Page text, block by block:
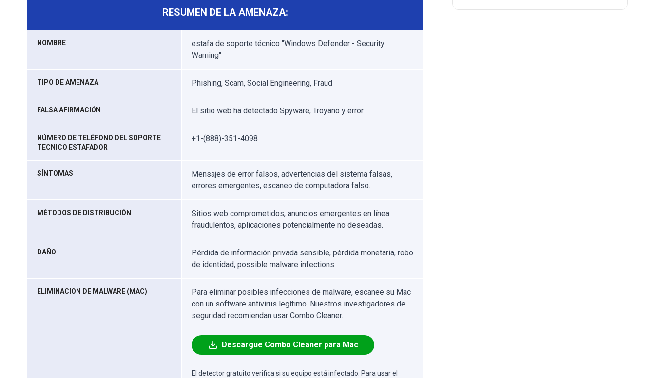
RESUMEN DE LA AMENAZA:
NOMBRE
estafa de soporte técnico "Windows Defender - Security
Warning"
TIPO DE AMENAZA Phishing, Scam, Social Engineering, Fraud
FALSA AFIRMACIÓN El sitio web ha detectado Spyware, Troyano y error
NÚMERO DE TELÉFONO DEL SOPORTE
TÉCNICO ESTAFADOR
+1-(888)-351-4098
SÍNTOMAS
Mensajes de error falsos, advertencias del sistema falsas,
errores emergentes, escaneo de computadora falso.
MÉTODOS DE DISTRIBUCIÓN
Sitios web comprometidos, anuncios emergentes en línea
fraudulentos, aplicaciones potencialmente no deseadas.
DAÑO
Pérdida de información privada sensible, pérdida monetaria, robo
de identidad, possible malware infections.
ELIMINACIÓN DE MALWARE (MAC)
Para eliminar posibles infecciones de malware, escanee su Mac
con un software antivirus legítimo. Nuestros investigadores de
seguridad recomiendan usar Combo Cleaner.
Descargue Combo Cleaner para Mac
El detector gratuito verifica si su equipo está infectado. Para usar el